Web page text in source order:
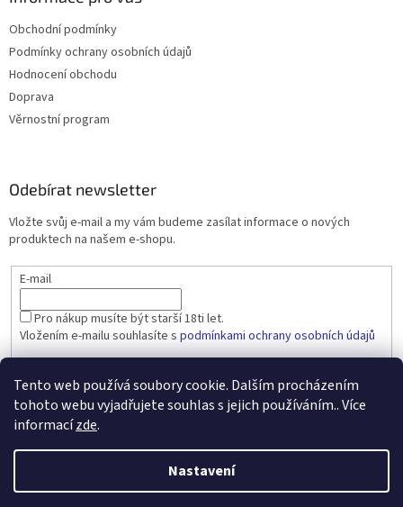
Tento web používá soubory cookie. Dalším procházením
tohoto webu vyjadřujete souhlas s jejich používáním.. Více
informacízde.
Nastavení
Obchodní podmínky
Podmínky ochrany osobních údajů
Hodnocení obchodu
Doprava
Věrnostní program
Odebírat newsletter
Vložte svůj e-mail a my vám budeme zasílat informace o nových
produktech na našem e-shopu.
E-mail
Pro nákup musíte být starší 18ti let.
Vložením e-mailu souhlasíte s podmínkami ochrany osobních údajů
PŘIHLÁSIT SE